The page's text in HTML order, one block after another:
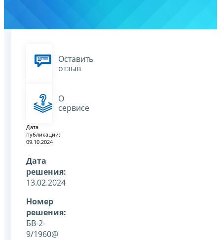
Оставить
отзыв
О
сервисе
Дата
публикации:
09.10.2024
Дата
решения:
13.02.2024
Номер
решения:
БВ-2-
9/1960@